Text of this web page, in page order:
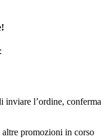
inviare l’ordine, conferma
promozioni in corso